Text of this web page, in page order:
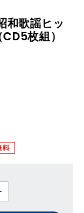
和歌謡ヒッ
枚組）
料